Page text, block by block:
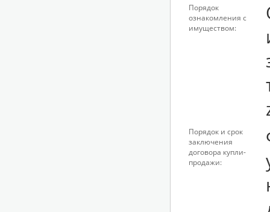
Порядок
ознакомления с
имуществом:
Порядок и срок
заключения
договора купли-
продажи: